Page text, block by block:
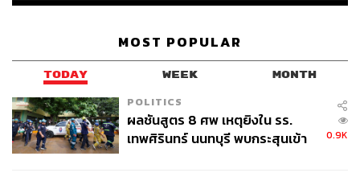
ประสบการณ์ และระบุถึงคุณค่าของการใช้ AI อย่างไร
พร้อมอธิบายถึงการผนวกเอาเครื่องมือ AI มาใช้ใน
กระบวนการทำงานของตัวเอง แบ่งปันเรื่องราวที่ทำ
สำเร็จ และเน้นย้ำถึงผลลัพธ์เชิงบวกที่ได้รับ
ช่วงเริ่มต้นของการใช้เครื่องมือ AI อาจจะเป็นไปด้วยความ
MOST POPULAR
TODAY WEEK MONTH
POLITICS
ผลชันสูตร 8 ศพ เหตุยิงใน รร.
เทพศิรินทร์ นนทบุรี พบกระสุนเข้า
0.9K